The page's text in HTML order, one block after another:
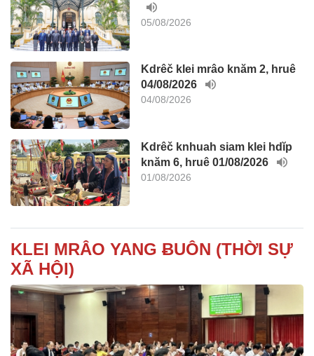
05/08/2026
Kdrêč klei mrâo knăm 2, hruê
04/08/2026
04/08/2026
Kdrêč knhuah siam klei hdĭp
knăm 6, hruê 01/08/2026
01/08/2026
KLEI MRÂO YANG ɃUÔN (THỜI SỰ
XÃ HỘI)